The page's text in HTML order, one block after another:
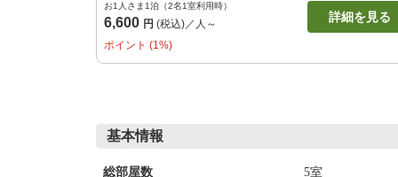
お1人さま1泊（2名1室利用時）
6,600 円 (税込)／人～ 詳細を見る
ポイント (1%)
基本情報
総部屋数 5室